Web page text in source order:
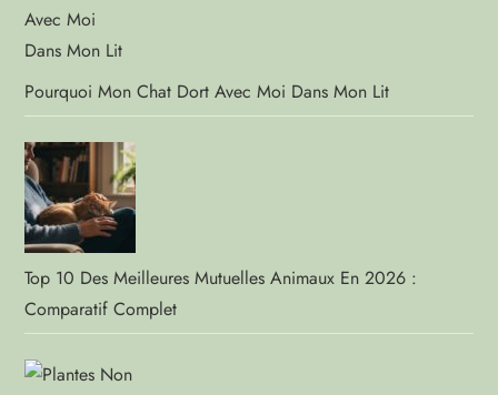
Pourquoi Mon Chat Dort Avec Moi Dans Mon Lit
Top 10 Des Meilleures Mutuelles Animaux En 2026 :
Comparatif Complet